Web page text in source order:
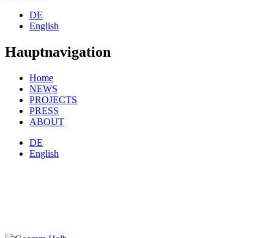
DE
English
Hauptnavigation
Home
NEWS
PROJECTS
PRESS
ABOUT
DE
English